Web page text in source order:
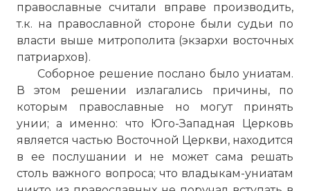
православные считали вправе производить,
т.к. на православной стороне были судьи по
власти выше митрополита (экзархи восточных
патриархов).
Соборное решение послано было униатам.
В этом решении излагались причины, по
которым православные но могут принять
унии; а именно: что Юго-Западная Церковь
является частью Восточной Церкви, находится
в ее послушании и не может сама решать
столь важного вопроса; что владыкам-униатам
Вернуться в статью:
Греко-болгарская
схизма